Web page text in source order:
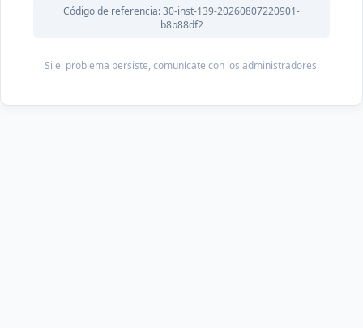
Código de referencia: 30-inst-139-20260807220901-
b8b88df2
Si el problema persiste, comunícate con los administradores.